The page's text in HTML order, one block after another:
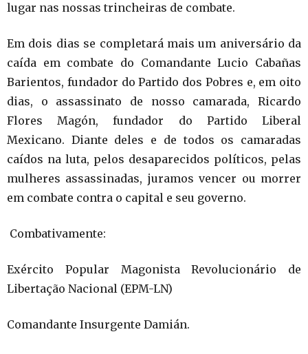
lugar nas nossas trincheiras de combate.
Em dois dias se completará mais um aniversário da
caída em combate do Comandante Lucio Cabañas
Barientos, fundador do Partido dos Pobres e, em oito
dias, o assassinato de nosso camarada, Ricardo
Flores Magón, fundador do Partido Liberal
Mexicano. Diante deles e de todos os camaradas
caídos na luta, pelos desaparecidos políticos, pelas
mulheres assassinadas, juramos vencer ou morrer
em combate contra o capital e seu governo.
Combativamente:
Exército Popular Magonista Revolucionário de
Libertação Nacional (EPM-LN)
Comandante Insurgente Damián.